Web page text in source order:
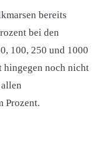
bereits
bei den
100, 250 und 1000
hingegen noch nicht
Prozent.